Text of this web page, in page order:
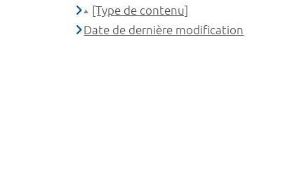
[Type de contenu]
Date de dernière modification